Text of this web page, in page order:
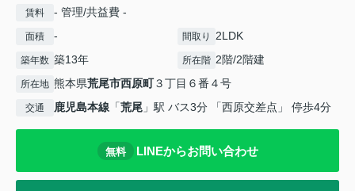
賃料 - 管理/共益費 -
面積 - 間取り 2LDK
築年数 築13年 所在階 2階/2階建
所在地 熊本県荒尾市西原町３丁目６番４号
交通 鹿児島本線 「荒尾 」駅 バス3分 「西原交差点」 停歩4分
無料 LINEからお問い合わせ